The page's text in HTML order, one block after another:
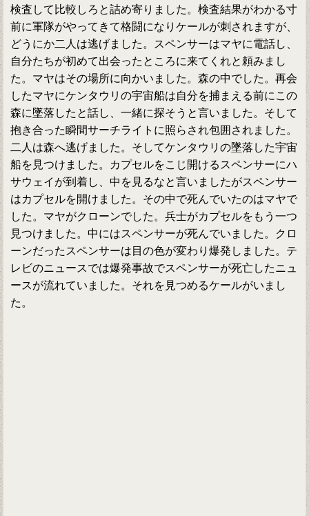
検査して比較しろと詰め寄りました。検査結果がわかる寸
前に軍隊がやってきて格闘になりケールが刺されますが、
どうにか二人は逃げました。スペンサーはマヤに電話し、
自分たちが初めて出会ったところに来てくれと頼みまし
た。マヤはその場所に向かいました。森の中でした。再会
したマヤにケンタウリの宇宙船は自分を捕まえる前にこの
森に墜落したと話し、一緒に探そうと言いました。そして
抱き合った瞬間サーチライトに照らされ包囲されました。
二人は森へ逃げました。そしてケンタウリの墜落した宇宙
船を見つけました。カプセルをこじ開けるスペンサーにハ
サウェイが到着し、中を見るなと言いましたがスペンサー
はカプセルを開けました。その中で死んでいたのはマヤで
した。マヤがクローンでした。兵士がカプセルをもう一つ
見つけました。中にはスペンサーが死んでいました。クロ
ーンだったスペンサーは目の色が変わり爆発しました。テ
レビのニュースでは爆発事故でスペンサーが死亡したニュ
ースが流れていました。それを見つめるケールがいまし
た。